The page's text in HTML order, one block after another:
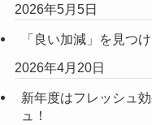
2026年5月5日
「良い加減」を見つけ
2026年4月20日
新年度はフレッシュ
ュ！